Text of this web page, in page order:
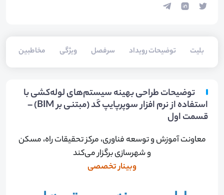
بلیت‌ توضیحات رویداد سرفصل ویژگی مخاطبین
توضیحات طراحی بهینه سیستم‌های لوله‌کشی با
استفاده از نرم افزار سوپرپایپ کَد (مبتنی بر BIM) –
قسمت اول
معاونت آموزش و توسعه فناوری، مرکز تحقیقات راه، مسکن
و شهرسازی برگزار می‌کند
وبینار تخصصی